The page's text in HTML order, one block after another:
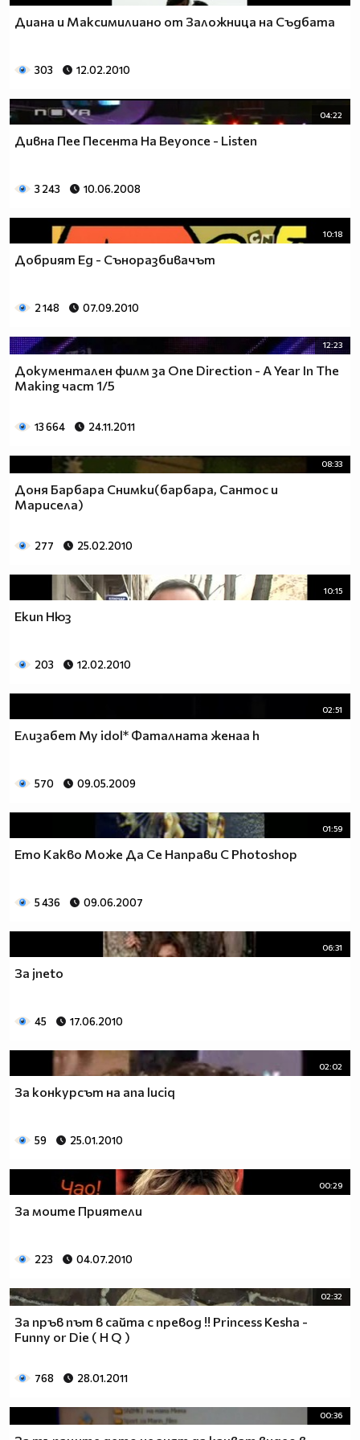
Диана и Максимилиано от Заложница на Съдбата
303 12.02.2010
04:22
Дивна Пее Песента На Beyonce - Listen
3 243 10.06.2008
10:18
Добрият Ед - Съноразбивачът
2 148 07.09.2010
12:23
Документален филм за One Direction - A Year In The
Making част 1/5
13 664 24.11.2011
08:33
Доня Барбара Снимки(барбара, Сантос и
Марисела)
277 25.02.2010
10:15
Екип Нюз
203 12.02.2010
02:51
Елизабет My idol* Фаталната женаа h
570 09.05.2009
01:59
Ето Какво Може Да Се Направи C Photoshop
5 436 09.06.2007
06:31
За jneto
45 17.06.2010
02:02
За конкурсът на ana luciq
59 25.01.2010
00:29
За моите Приятели
223 04.07.2010
02:32
За пръв път в сайта с превод !! Princess Kesha -
Funny or Die ( H Q )
768 28.01.2011
00:36